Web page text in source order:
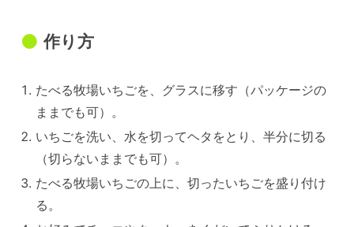
作り方
たべる牧場いちごを、グラスに移す（パッケージの
ままでも可）。
いちごを洗い、水を切ってヘタをとり、半分に切る
（切らないままでも可）。
たべる牧場いちごの上に、切ったいちごを盛り付け
る。